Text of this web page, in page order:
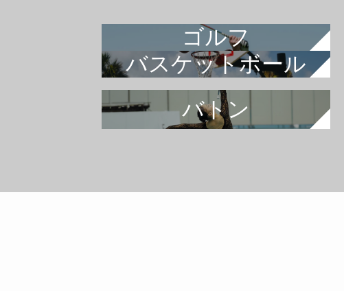
ゴルフ
バスケットボール
バトン